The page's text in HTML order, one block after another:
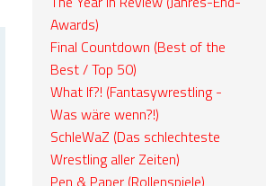
Awards)
Final Countdown (Best of the
Best / Top 50)
What If?! (Fantasywrestling -
Was wäre wenn?!)
SchleWaZ (Das schlechteste
Wrestling aller Zeiten)
Pen & Paper (Rollenspiele)